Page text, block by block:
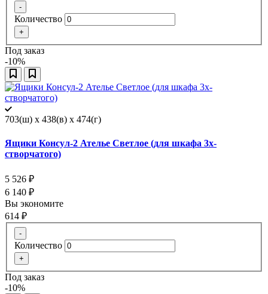
-
Количество
+
Под заказ
-10%
703(ш) x 438(в) x 474(г)
Ящики Консул-2 Ателье Светлое (для шкафа 3х-
створчатого)
5 526 ₽
6 140 ₽
Вы экономите
614 ₽
-
Количество
+
Под заказ
-10%